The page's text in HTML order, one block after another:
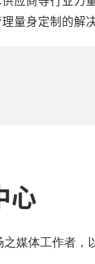
量身定制的解决
心
媒体工作者，